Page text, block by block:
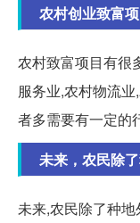
农村创业致富
农村致富项目有很
服务业,农村物流
者多需要有一定的
未来，农民除
未来,农民除了种